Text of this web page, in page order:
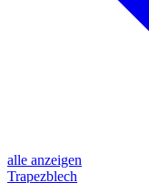
alle anzeigen
Trapezblech